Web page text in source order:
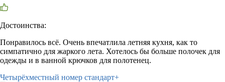
Достоинства:
Понравилось всё. Очень впечатлила летняя кухня, как то
симпатично для жаркого лета. Хотелось бы больше полочек для
одежды и в ванной крючков для полотенец.
Четырёхместный номер стандарт+